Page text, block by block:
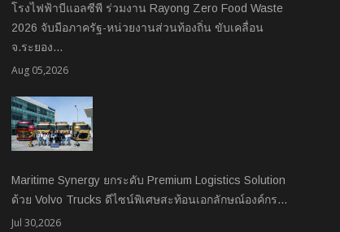
โรงไฟฟ้าบีแอลซีพี ร่วมงาน Rayong Zero Food Waste
2026 จับมือภาครัฐ-หน่วยงานส่วนท้องถิ่น ขับเคลื่อน
จ.ระยอง…
Aug 05,2026
Maritime Synergy ยกระดับ Premium Logistics Solution
ด้วย Volvo Trucks ดีไซน์พิเศษสะท้อนเอกลักษณ์องค์กร…
Jul 30,2026